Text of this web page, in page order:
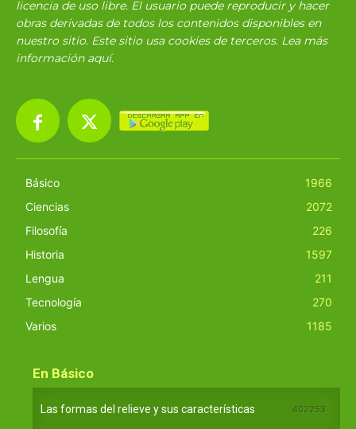
licencia de uso libre. El usuario puede reproducir y hacer
obras derivadas de todos los contenidos disponibles en
nuestro sitio. Este sitio usa cookies de terceros. Lea más
información aquí.
Básico
1966
Ciencias
2072
Filosofía
226
Historia
1597
Lengua
211
Tecnología
270
Varios
1185
En Básico
Las formas del relieve y sus características 402253